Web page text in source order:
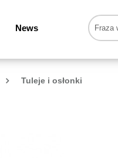
News
Tuleje i osłonki